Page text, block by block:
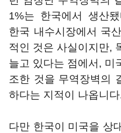
1%는 한국에서 생산
한국 내수시장에서 국
적인 것은 사실이지만,
늘고 있다는 점에서, 미
조한 것을 무역장벽의
하다는 지적이 나옵니
다만 한국이 미국을 상